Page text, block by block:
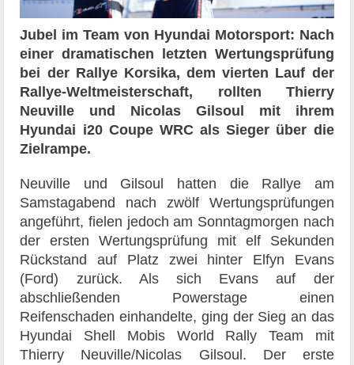
Jubel im Team von Hyundai Motorsport: Nach
einer dramatischen letzten Wertungsprüfung
bei der Rallye Korsika, dem vierten Lauf der
Rallye-Weltmeisterschaft, rollten Thierry
Neuville und Nicolas Gilsoul mit ihrem
Hyundai i20 Coupe WRC als Sieger über die
Zielrampe.
Neuville und Gilsoul hatten die Rallye am
Samstagabend nach zwölf Wertungsprüfungen
angeführt, fielen jedoch am Sonntagmorgen nach
der ersten Wertungsprüfung mit elf Sekunden
Rückstand auf Platz zwei hinter Elfyn Evans
(Ford) zurück. Als sich Evans auf der
abschließenden Powerstage einen
Reifenschaden einhandelte, ging der Sieg an das
Hyundai Shell Mobis World Rally Team mit
Thierry Neuville/Nicolas Gilsoul. Der erste